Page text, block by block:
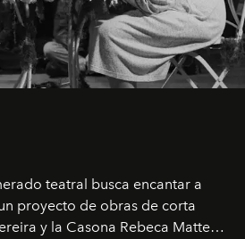
teatral busca encantar a
proyecto de obras de corta
y la Casona Rebeca Matte